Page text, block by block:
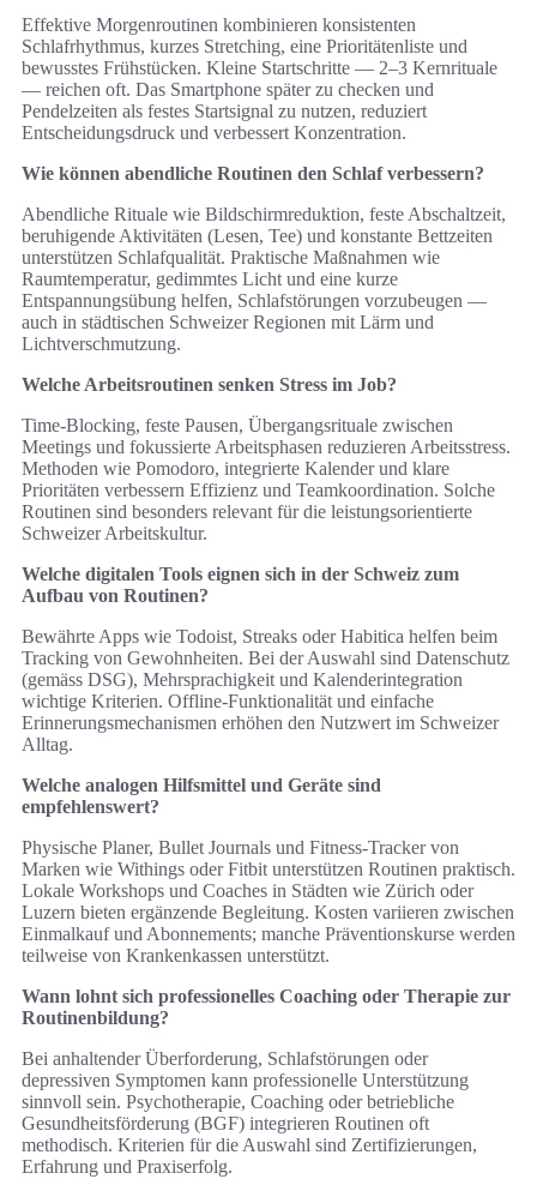
Effektive Morgenroutinen kombinieren konsistenten
Schlafrhythmus, kurzes Stretching, eine Prioritätenliste und
bewusstes Frühstücken. Kleine Startschritte — 2–3 Kernrituale
— reichen oft. Das Smartphone später zu checken und
Pendelzeiten als festes Startsignal zu nutzen, reduziert
Entscheidungsdruck und verbessert Konzentration.
Wie können abendliche Routinen den Schlaf verbessern?
Abendliche Rituale wie Bildschirmreduktion, feste Abschaltzeit,
beruhigende Aktivitäten (Lesen, Tee) und konstante Bettzeiten
unterstützen Schlafqualität. Praktische Maßnahmen wie
Raumtemperatur, gedimmtes Licht und eine kurze
Entspannungsübung helfen, Schlafstörungen vorzubeugen —
auch in städtischen Schweizer Regionen mit Lärm und
Lichtverschmutzung.
Welche Arbeitsroutinen senken Stress im Job?
Time‑Blocking, feste Pausen, Übergangsrituale zwischen
Meetings und fokussierte Arbeitsphasen reduzieren Arbeitsstress.
Methoden wie Pomodoro, integrierte Kalender und klare
Prioritäten verbessern Effizienz und Teamkoordination. Solche
Routinen sind besonders relevant für die leistungsorientierte
Schweizer Arbeitskultur.
Welche digitalen Tools eignen sich in der Schweiz zum
Aufbau von Routinen?
Bewährte Apps wie Todoist, Streaks oder Habitica helfen beim
Tracking von Gewohnheiten. Bei der Auswahl sind Datenschutz
(gemäss DSG), Mehrsprachigkeit und Kalenderintegration
wichtige Kriterien. Offline‑Funktionalität und einfache
Erinnerungsmechanismen erhöhen den Nutzwert im Schweizer
Alltag.
Welche analogen Hilfsmittel und Geräte sind
empfehlenswert?
Physische Planer, Bullet Journals und Fitness‑Tracker von
Marken wie Withings oder Fitbit unterstützen Routinen praktisch.
Lokale Workshops und Coaches in Städten wie Zürich oder
Luzern bieten ergänzende Begleitung. Kosten variieren zwischen
Einmalkauf und Abonnements; manche Präventionskurse werden
teilweise von Krankenkassen unterstützt.
Wann lohnt sich professionelles Coaching oder Therapie zur
Routinenbildung?
Bei anhaltender Überforderung, Schlafstörungen oder
depressiven Symptomen kann professionelle Unterstützung
sinnvoll sein. Psychotherapie, Coaching oder betriebliche
Gesundheitsförderung (BGF) integrieren Routinen oft
methodisch. Kriterien für die Auswahl sind Zertifizierungen,
Erfahrung und Praxiserfolg.